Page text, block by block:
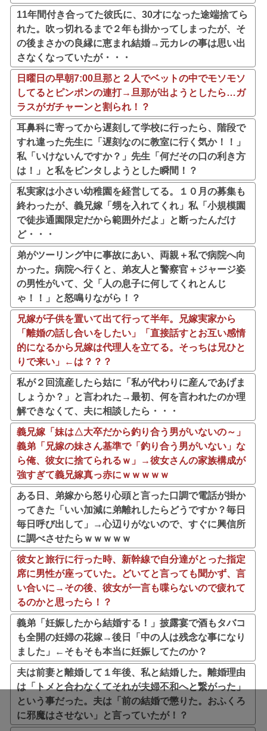
11年間付き合ってた彼氏に、30才になった途端捨てら
れた。吹っ切れるまで２年も掛かってしまったが、そ
の後まさかの良縁に恵まれ結婚→元カレの事は思い出
さなくなっていたが・・・
日曜日の早朝7:00旦那と２人でベットの中でモソモソ
してるとピンポンの連打→旦那が出ようとしたら…ガ
ラスがガチャーンと割られ！？
耳鼻科に寄ってから遅刻して学校に行ったら、階段で
すれ違った先生に「遅刻なのに教室に行く気か！！」
私「いけないんですか？」先生「何だその口の利き方
は！」と私をビンタしようとした瞬間！？
私実家は小さい幼稚園を経営してる。１０月の募集も
終わったが、義兄嫁「甥を入れてくれ」私「小規模園
で徒歩通園限定だから範囲外だよ」と断ったんだけ
ど・・・
弟がツーリング中に事故にあい、両親＋私で病院へ向
かった。病院へ行くと、弟友人と警察官＋ジャージ姿
の男性がいて、父「人の息子に何してくれとんじ
ゃ！！」と怒鳴りながら！？
兄嫁が子供を置いて出て行って半年。兄嫁実家から
「離婚の話し合いをしたい」「直接話すとお互い感情
的になるから兄嫁は代理人を立てる。そっちは兄ひと
りで来い」←は？？？
私が２回流産したら姑に「私が代わりに産んであげま
しょうか？」と言われた→最初、何を言われたのか理
解できなくて、夫に相談したら・・・
義兄嫁「妹は△大卒だから釣り合う男がいないの～」
義弟「兄嫁の妹さん基準で「釣り合う男がいない」な
ら俺、彼女に捨てられるｗ」→彼女さんの家族構成が
強すぎて義兄嫁真っ赤にｗｗｗｗｗ
ある日、弟嫁から怒り心頭と言った口調で電話が掛か
ってきた「いい加減に弟離れしたらどうですか？毎日
毎日呼び出して」→心辺りがないので、すぐに興信所
に調べさせたらｗｗｗｗｗ
彼女と旅行に行った時、新幹線で自分達がとった指定
席に男性が座っていた。どいてと言っても聞かず、言
い合いに→その後、彼女が一言も喋らないので疲れて
るのかと思ったら！？
義弟「妊娠したから結婚する！」披露宴で酒もタバコ
も全開の妊婦の花嫁→後日「中の人は残念な事になり
ました」←そもそも本当に妊娠してたのか？
夫は前妻と離婚して１年後、私と結婚した。離婚理由
は「トメと合わなくてそれが夫婦不和へと繋がった」
という事だった。夫は「前の結婚で懲りた。おふくろ
に邪魔はさせない」と言っていたが！？